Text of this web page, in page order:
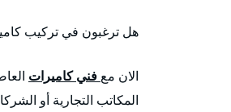
هل ترغبون في تركيب
الان مع فني كاميرات
المكاتب التجارية أو